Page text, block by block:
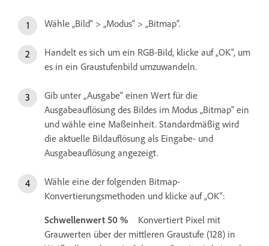
Wähle „Bild“ > „Modus“ > „Bitmap“.
Handelt es sich um ein RGB-Bild, klicke auf „OK“, um
es in ein Graustufenbild umzuwandeln.
Gib unter „Ausgabe“ einen Wert für die
Ausgabeauflösung des Bildes im Modus „Bitmap“ ein
und wähle eine Maßeinheit. Standardmäßig wird
die aktuelle Bildauflösung als Eingabe- und
Ausgabeauflösung angezeigt.
Wähle eine der folgenden Bitmap-
Konvertierungsmethoden und klicke auf „OK“:
Schwellenwert 50 %
Konvertiert Pixel mit
Grauwerten über der mittleren Graustufe (128) in